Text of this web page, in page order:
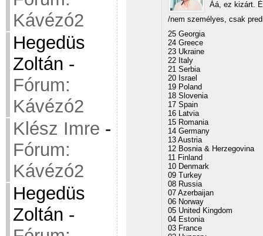
Kávézó2
Hegedüs
Zoltán -
Fórum:
Kávézó2
Klész Imre -
Fórum:
Kávézó2
Hegedüs
Zoltán -
Áá, ez kizárt.
/nem személyes, csak
25 Georgia
24 Greece
23 Ukraine
22 Italy
21 Serbia
20 Israel
19 Poland
18 Slovenia
17 Spain
16 Latvia
15 Romania
14 Germany
13 Austria
12 Bosnia & Herzegovina
11 Finland
10 Denmark
09 Turkey
08 Russia
07 Azerbaijan
06 Norway
05 United Kingdom
04 Estonia
03 France